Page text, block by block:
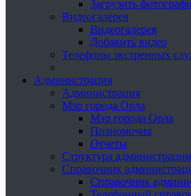
Загрузить
Видеогалерея
Видеогалерея
Добавить видео
Телефоны экстренных
Администрация
Администрация
Мэр города Орла
Мэр города Орла
Полномочия
Отчеты
Структура администрации
Справочник
Справочник